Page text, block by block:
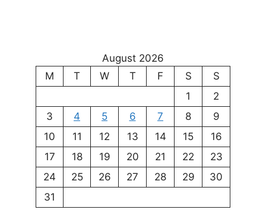
August 2026
M
T W T F S
S
1
2
3
4 5 6 7 8
9
10
11 12 13 14 15
16
17
18 19 20 21 22
23
24
25 26 27 28 29
30
31